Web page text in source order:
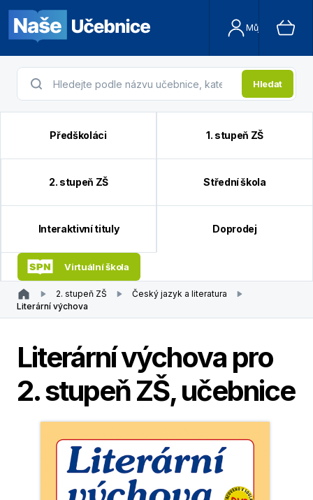
Můj účet
Hledat
Předškoláci 1. stupeň ZŠ
2. stupeň ZŠ Střední škola
Interaktivní tituly Doprodej
Virtuální škola
2. stupeň ZŠ
Český jazyk a literatura
Literární výchova
Literární výchova pro
2. stupeň ZŠ, učebnice